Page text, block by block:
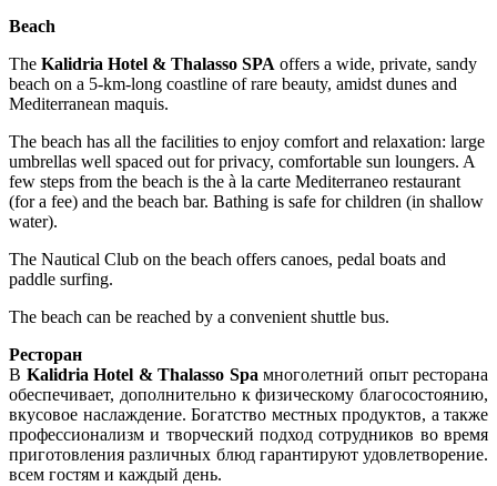
Beach
The Kalidria Hotel & Thalasso SPA offers a wide, private, sandy
beach on a 5-km-long coastline of rare beauty, amidst dunes and
Mediterranean maquis.
The beach has all the facilities to enjoy comfort and relaxation: large
umbrellas well spaced out for privacy, comfortable sun loungers. A
few steps from the beach is the à la carte Mediterraneo restaurant
(for a fee) and the beach bar. Bathing is safe for children (in shallow
water).
The Nautical Club on the beach offers canoes, pedal boats and
paddle surfing.
The beach can be reached by a convenient shuttle bus.
Ресторан
В Kalidria Hotel & Thalasso Spa многолетний опыт ресторана
обеспечивает, дополнительно к физическому благосостоянию,
вкусовое наслаждение. Богатство местных продуктов, а также
профессионализм и творческий подход сотрудников во время
приготовления различных блюд гарантируют удовлетворение.
всем гостям и каждый день.